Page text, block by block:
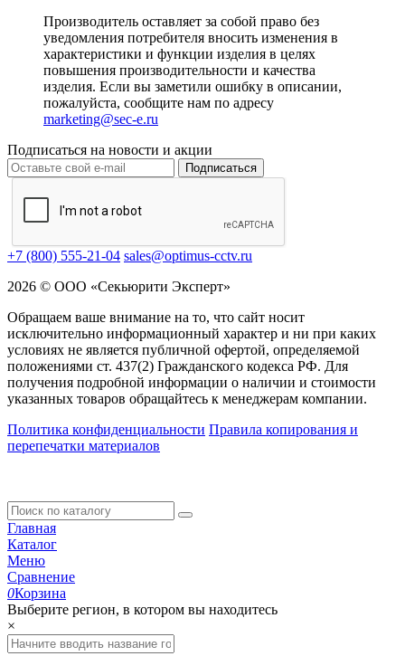
Производитель оставляет за собой право без
уведомления потребителя вносить изменения в
характеристики и функции изделия в целях
повышения производительности и качества
изделия. Если вы заметили ошибку в описании,
пожалуйста, сообщите нам по адресу
marketing@sec-e.ru
Подписаться на новости и акции
Подписаться
+7 (800) 555-21-04 sales@optimus-cctv.ru
2026 © ООО «Секьюрити Эксперт»
Обращаем ваше внимание на то, что сайт носит
исключительно информационный характер и ни при каких
условиях не является публичной офертой, определяемой
положениями ст. 437(2) Гражданского кодекса РФ. Для
получения подробной информации о наличии и стоимости
указанных товаров обращайтесь к менеджерам компании.
Политика конфиденциальности Правила копирования и
перепечатки материалов
Главная
Каталог
Меню
Сравнение
0Корзина
Выберите регион, в котором вы находитесь
×